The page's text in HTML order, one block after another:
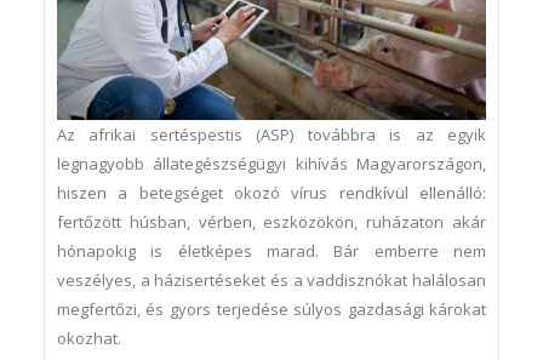
Az afrikai sertéspestis (ASP) továbbra is az egyik
legnagyobb állategészségügyi kihívás Magyarországon,
hiszen a betegséget okozó vírus rendkívül ellenálló:
fertőzött húsban, vérben, eszközökön, ruházaton akár
hónapokig is életképes marad. Bár emberre nem
veszélyes, a házisertéseket és a vaddisznókat halálosan
megfertőzi, és gyors terjedése súlyos gazdasági károkat
okozhat.